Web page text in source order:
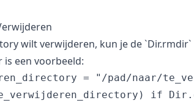
wilt verwijderen, kun je de
is een voorbeeld:
= "/pad/naar/
if